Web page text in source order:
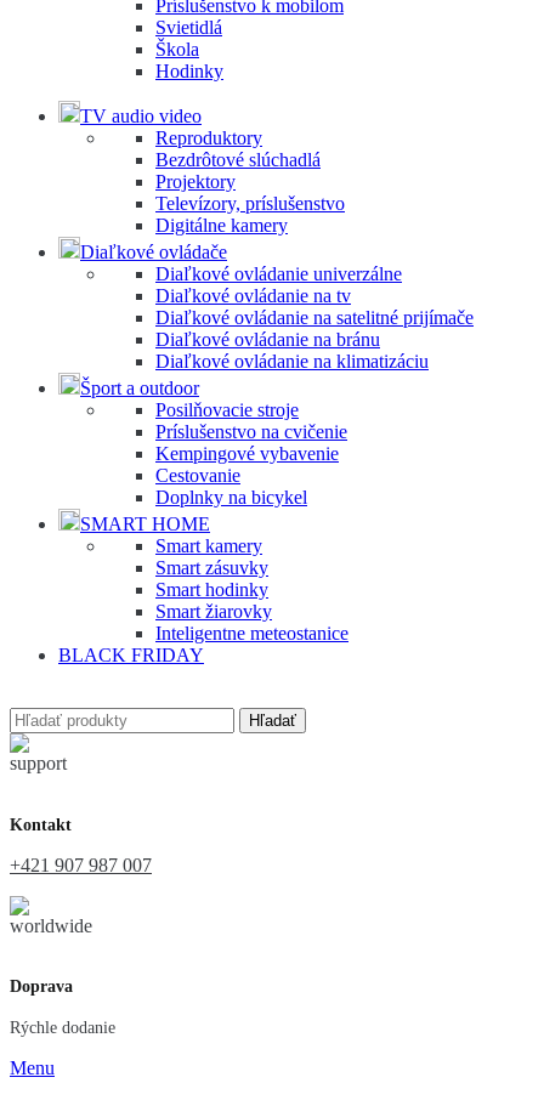
Príslušenstvo k mobilom
Svietidlá
Škola
Hodinky
TV audio video
Reproduktory
Bezdrôtové slúchadlá
Projektory
Televízory, príslušenstvo
Digitálne kamery
Diaľkové ovládače
Diaľkové ovládanie univerzálne
Diaľkové ovládanie na tv
Diaľkové ovládanie na satelitné prijímače
Diaľkové ovládanie na bránu
Diaľkové ovládanie na klimatizáciu
Šport a outdoor
Posilňovacie stroje
Príslušenstvo na cvičenie
Kempingové vybavenie
Cestovanie
Doplnky na bicykel
SMART HOME
Smart kamery
Smart zásuvky
Smart hodinky
Smart žiarovky
Inteligentne meteostanice
BLACK FRIDAY
Hľadať
Kontakt
+421 907 987 007
Doprava
Rýchle dodanie
Menu